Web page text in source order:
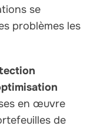
se
problèmes les
en œuvre
de